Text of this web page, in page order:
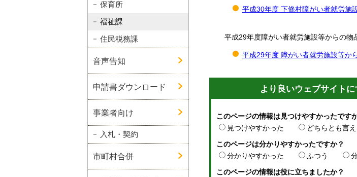
平成30年度 下條村障がい者就労施
平成29年度障がい者就労施設等からの物
平成29年度 障がい者就労施設等か
より良いウェブサイト
このページの情報は見つけやすかったです
見つけやすかった
どちらとも言
このページは分かりやすかったですか？
分かりやすかった
ふつう
このページの情報は役に立ちましたか？
保育所
福祉課
住民税務課
音声告知
申請書ダウンロード
事業者向け
入札・契約
市町村合併